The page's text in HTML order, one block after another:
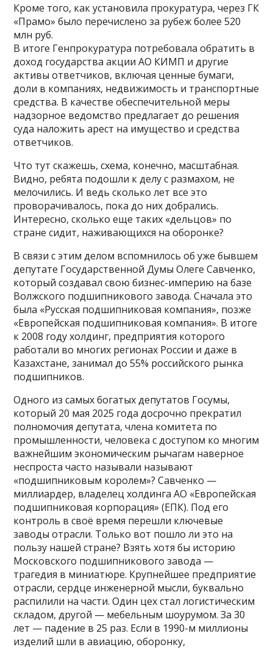
Кроме того, как установила прокуратура, через ГК
«Прамо» было перечислено за рубеж более 520
млн руб.
В итоге Генпрокуратура потребовала обратить в
доход государства акции АО КИМП и другие
активы ответчиков, включая ценные бумаги,
доли в компаниях, недвижимость и транспортные
средства. В качестве обеспечительной меры
надзорное ведомство предлагает до решения
суда наложить арест на имущество и средства
ответчиков.
Что тут скажешь, схема, конечно, масштабная.
Видно, ребята подошли к делу с размахом, не
мелочились. И ведь сколько лет все это
проворачивалось, пока до них добрались.
Интересно, сколько еще таких «дельцов» по
стране сидит, наживающихся на оборонке?
В связи с этим делом вспомнилось об уже бывшем
депутате Государственной Думы Олеге Савченко,
который создавал свою бизнес-империю на базе
Волжского подшипникового завода. Сначала это
была «Русская подшипниковая компания», позже
«Европейская подшипниковая компания». В итоге
к 2008 году холдинг, предприятия которого
работали во многих регионах России и даже в
Казахстане, занимал до 55% российского рынка
подшипников.
Одного из самых богатых депутатов Госумы,
который 20 мая 2025 года досрочно прекратил
полномочия депутата, члена комитета по
промышленности, человека с доступом ко многим
важнейшим экономическим рычагам наверное
неспроста часто называли называют
«подшипниковым королем»? Савченко —
миллиардер, владелец холдинга АО «Европейская
подшипниковая корпорация» (ЕПК). Под его
контроль в своё время перешли ключевые
заводы отрасли. Только вот пошло ли это на
пользу нашей стране? Взять хотя бы историю
Московского подшипникового завода —
трагедия в миниатюре. Крупнейшее предприятие
отрасли, сердце инженерной мысли, буквально
распилили на части. Один цех стал логистическим
складом, другой — мебельным шоурумом. За 30
лет — падение в 25 раз. Если в 1990-м миллионы
изделий шли в авиацию, оборонку,